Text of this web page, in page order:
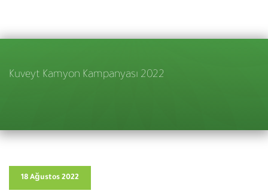
Kuveyt Kamyon Kampanyası 2022
18 Ağustos 2022